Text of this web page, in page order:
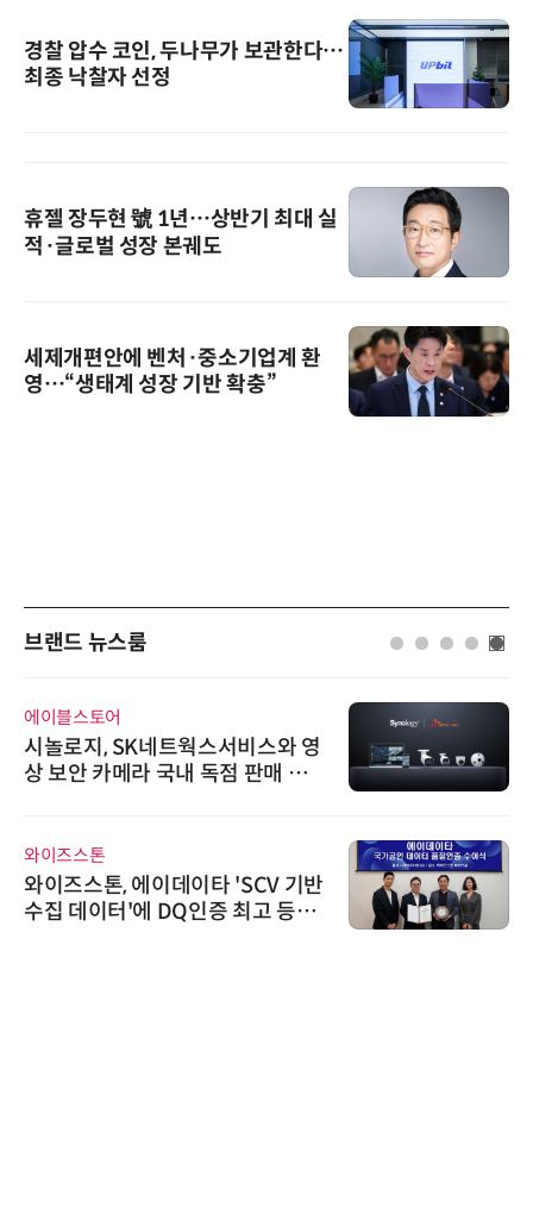
경찰 압수 코인, 두나무가 보관한다…
최종 낙찰자 선정
휴젤 장두현 號 1년…상반기 최대 실
적·글로벌 성장 본궤도
세제개편안에 벤처·중소기업계 환
영…“생태계 성장 기반 확충”
브랜드 뉴스룸
에이블스토어
시놀로지, SK네트웍스서비스와 영
상 보안 카메라 국내 독점 판매 파
와이즈스톤
와이즈스톤, 에이데이타 'SCV 기반
수집 데이터'에 DQ인증 최고 등급